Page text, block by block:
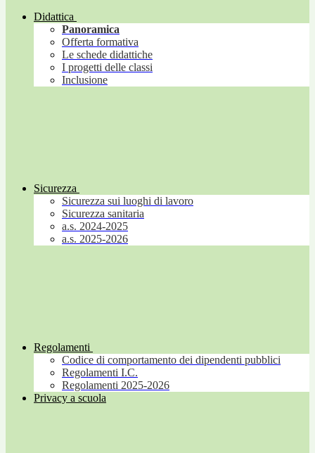
Didattica
Panoramica
Offerta formativa
Le schede didattiche
I progetti delle classi
Inclusione
Sicurezza
Sicurezza sui luoghi di lavoro
Sicurezza sanitaria
a.s. 2024-2025
a.s. 2025-2026
Regolamenti
Codice di comportamento dei dipendenti pubblici
Regolamenti I.C.
Regolamenti 2025-2026
Privacy a scuola